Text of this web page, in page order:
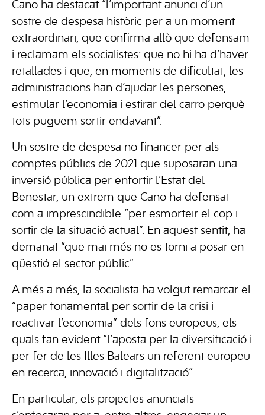
Cano ha destacat “l’important anunci d’un
sostre de despesa històric per a un moment
extraordinari, que confirma allò que defensam
i reclamam els socialistes: que no hi ha d’haver
retallades i que, en moments de dificultat, les
administracions han d’ajudar les persones,
estimular l’economia i estirar del carro perquè
tots puguem sortir endavant”.
Un sostre de despesa no financer per als
comptes públics de 2021 que suposaran una
inversió pública per enfortir l’Estat del
Benestar, un extrem que Cano ha defensat
com a imprescindible “per esmorteir el cop i
sortir de la situació actual”. En aquest sentit, ha
demanat “que mai més no es torni a posar en
qüestió el sector públic”.
A més a més, la socialista ha volgut remarcar el
“paper fonamental per sortir de la crisi i
reactivar l’economia” dels fons europeus, els
quals fan evident “l’aposta per la diversificació i
per fer de les Illes Balears un referent europeu
en recerca, innovació i digitalització”.
En particular, els projectes anunciats